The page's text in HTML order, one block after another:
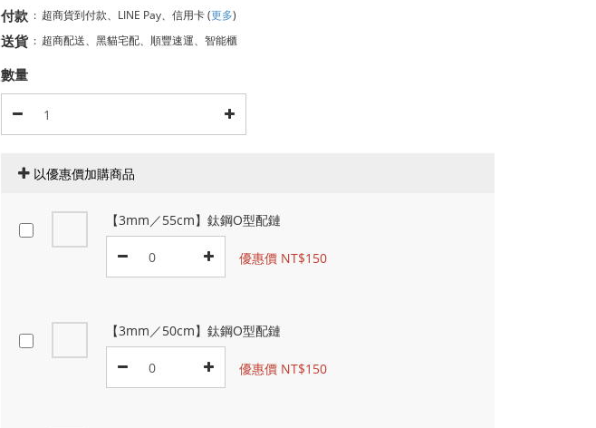
付款 : 超商貨到付款、LINE Pay、信用卡(更多)
送貨 : 超商配送、黑貓宅配、順豐速運、智能櫃
數量
以優惠價加購商品
【3mm／55cm】鈦鋼O型配鏈
優惠價 NT$150
【3mm／50cm】鈦鋼O型配鏈
優惠價 NT$150